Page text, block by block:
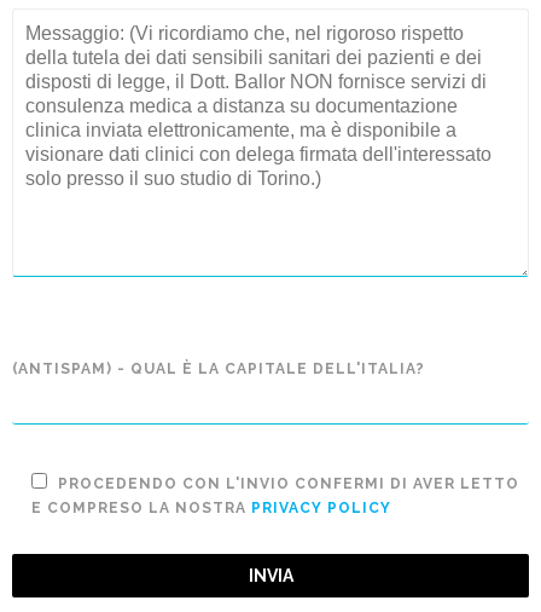
(ANTISPAM) - QUAL È LA CAPITALE DELL'ITALIA?
PROCEDENDO CON L'INVIO CONFERMI DI AVER LETTO
E COMPRESO LA NOSTRA PRIVACY POLICY